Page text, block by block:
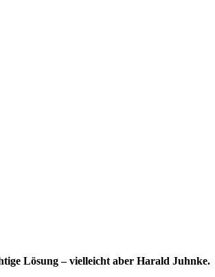
Lösung – vielleicht aber Harald Juhnke.